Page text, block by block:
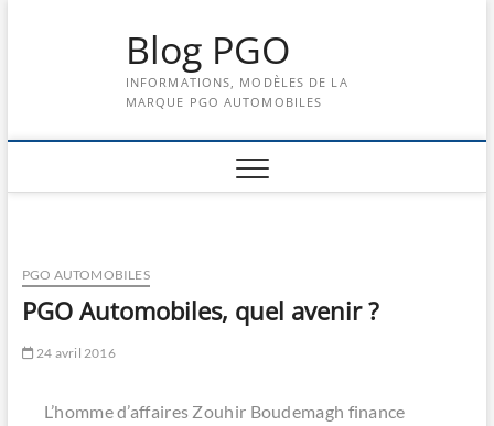
Blog PGO
INFORMATIONS, MODÈLES DE LA
MARQUE PGO AUTOMOBILES
PGO AUTOMOBILES
PGO Automobiles, quel avenir ?
24 avril 2016
L’homme d’affaires Zouhir Boudemagh finance